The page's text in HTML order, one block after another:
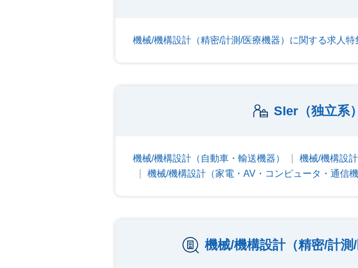
機械/機構設計（精密/計測/医療機器）に関する求人特
SIer（独立系
機械/機構設計（自動車・輸送機器）
機械/機構設
機械/機構設計（家電・AV・コンピュータ・通信機
機械/機構設計（精密/計